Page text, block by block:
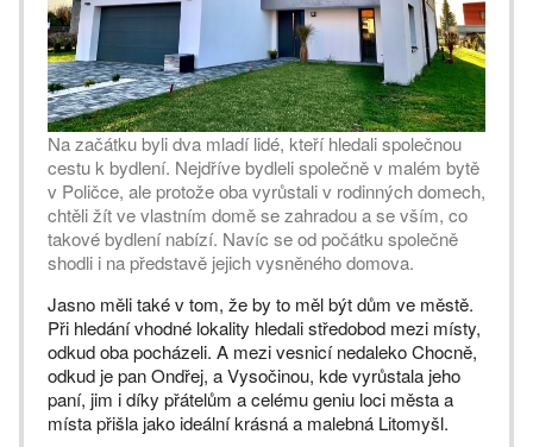
Na začátku byli dva mladí lidé, kteří hledali společnou
cestu k bydlení. Nejdříve bydleli společně v malém bytě
v Poličce, ale protože oba vyrůstali v rodinných domech,
chtěli žít ve vlastním domě se zahradou a se vším, co
takové bydlení nabízí. Navíc se od počátku společně
shodli i na představě jejich vysněného domova.
Jasno měli také v tom, že by to měl být dům ve městě.
Při hledání vhodné lokality hledali středobod mezi místy,
odkud oba pocházeli. A mezi vesnicí nedaleko Chocně,
odkud je pan Ondřej, a Vysočinou, kde vyrůstala jeho
paní, jim i díky přátelům a celému geniu loci města a
místa přišla jako ideální krásná a malebná Litomyšl.